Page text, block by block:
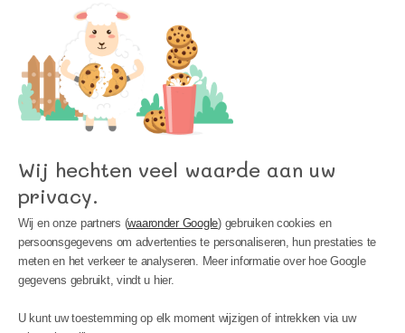
Wij hechten veel waarde aan uw
privacy.
Wij en onze partners (waaronder Google) gebruiken cookies en
persoonsgegevens om advertenties te personaliseren, hun prestaties te
meten en het verkeer te analyseren. Meer informatie over hoe Google
gegevens gebruikt, vindt u hier.
U kunt uw toestemming op elk moment wijzigen of intrekken via uw